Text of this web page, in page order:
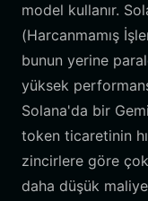
model kullanır.
(Harcanmamış
bunun yerine
yüksek
Solana'da bir
token ticaretinin
zincirlere göre çok
daha düşük